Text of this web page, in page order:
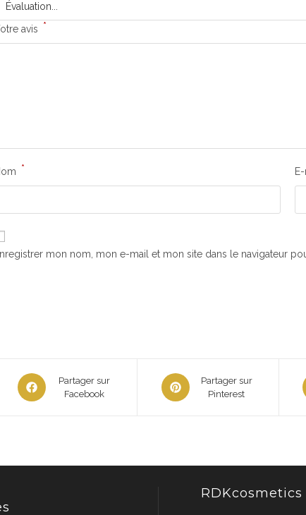
avis *
*
mon nom, mon e-mail et mon site dans le navigateur
Partager sur
Facebook
Partager sur
Pinterest
RDKcosmetics